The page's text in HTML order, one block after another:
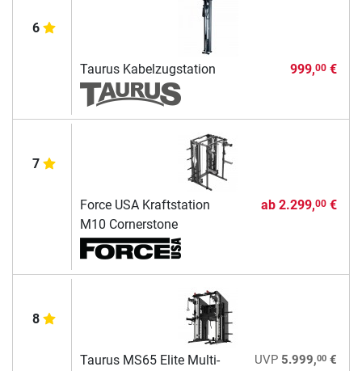
6
Taurus Kabelzugstation 999,00€
7
Force USA Kraftstation
M10 Cornerstone
ab 2.299,00€
8
Taurus MS65 Elite Multi- UVP 5.999,00€